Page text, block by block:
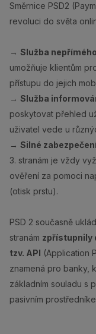
Směrnice PSD2
revoluci do světa
→ Služba
umožňuje klientům
přístupu do jejich
→ Služba
poskytovat přehled
uživatel vede u
→ Silné
3. stranám je vždy
ověření za pomoci
(otisk prstu).
PSD 2 současně
stranám zpřístupnily
tzv. API (Application
znamená pro banky,
základním souladu s
pasivním